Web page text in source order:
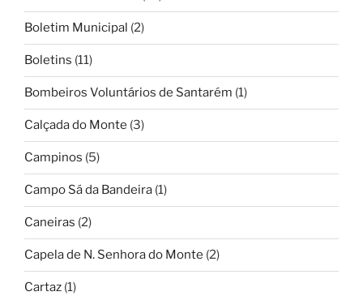
Boletim Municipal (2)
Boletins (11)
Bombeiros Voluntários de Santarém (1)
Calçada do Monte (3)
Campinos (5)
Campo Sá da Bandeira (1)
Caneiras (2)
Capela de N. Senhora do Monte (2)
Cartaz (1)